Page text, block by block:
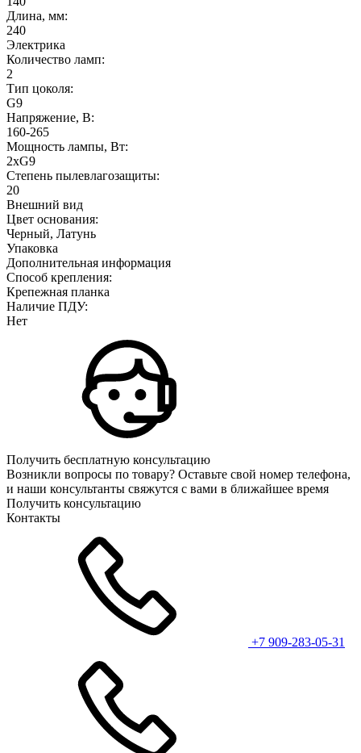
Длина, мм:
240
Электрика
Количество ламп:
2
Тип цоколя:
G9
Напряжение, В:
160-265
Мощность лампы, Вт:
2xG9
Степень пылевлагозащиты:
20
Внешний вид
Цвет основания:
Черный, Латунь
Упаковка
Дополнительная информация
Способ крепления:
Крепежная планка
Наличие ПДУ:
Нет
Получить бесплатную консультацию
Возникли вопросы по товару? Оставьте свой номер телефона,
и наши консультанты свяжутся с вами в ближайшее время
Получить консультацию
Контакты
+7 909-283-05-31